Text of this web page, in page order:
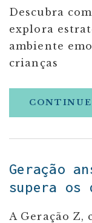
Descubra
explora
ambiente
crianças
Geração
supera os
A Geração Z,